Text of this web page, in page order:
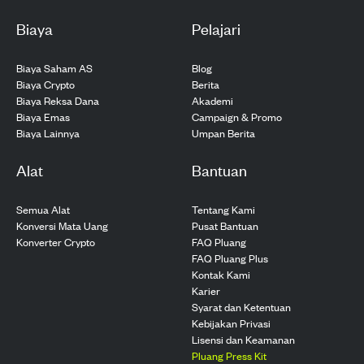
Biaya
Biaya Saham AS
Biaya Crypto
Biaya Reksa Dana
Biaya Emas
Biaya Lainnya
Pelajari
Blog
Berita
Akademi
Campaign & Promo
Umpan Berita
Alat
Semua Alat
Konversi Mata Uang
Konverter Crypto
Bantuan
Tentang Kami
Pusat Bantuan
FAQ Pluang
FAQ Pluang Plus
Kontak Kami
Karier
Syarat dan Ketentuan
Kebijakan Privasi
Lisensi dan Keamanan
Pluang Press Kit